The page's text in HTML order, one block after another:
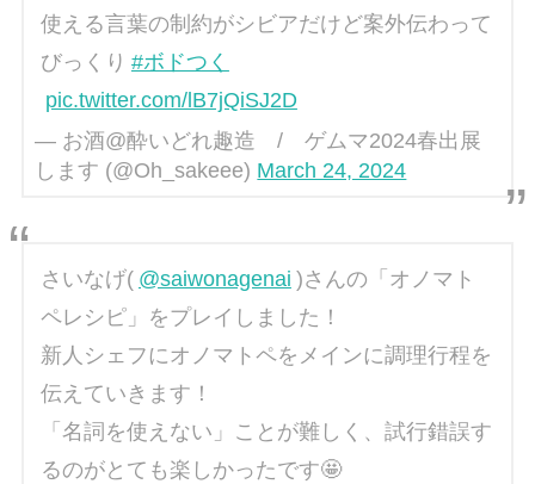
使える言葉の制約がシビアだけど案外伝わって
びっくり #ボドつく
pic.twitter.com/lB7jQiSJ2D
— お酒@酔いどれ趣造 / ゲムマ2024春出展
します (@Oh_sakeee) March 24, 2024
さいなげ( @saiwonagenai )さんの「オノマト
ペレシピ」をプレイしました！
新人シェフにオノマトペをメインに調理行程を
伝えていきます！
「名詞を使えない」ことが難しく、試行錯誤す
るのがとても楽しかったです🤩